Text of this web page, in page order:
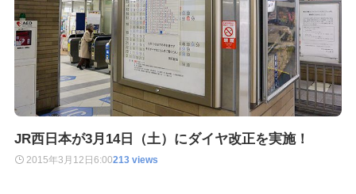
JR西日本が3月14日（土）にダイヤ改正を実施！
2015年3月12日6:00213 views